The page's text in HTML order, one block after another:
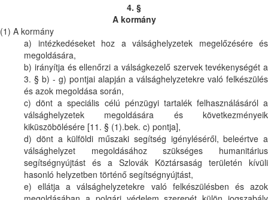
4. §
A kormány
(1) A kormány
a) intézkedéseket hoz a válsághelyzetek megelőzésére és
megoldására,
b) irányítja és ellenőrzi a válságkezelő szervek tevékenységét a
3. § b) - g) pontjai alapján a válsághelyzetekre való felkészülés
és azok megoldása során,
c) dönt a speciális célú pénzügyi tartalék felhasználásáról a
válsághelyzetek megoldására és következményeik
kiküszöbölésére [11. § (1).bek. c) pontja],
d) dönt a külföldi műszaki segítség igényléséről, beleértve a
válsághelyzet megoldásához szükséges humanitárius
segítségnyújtást és a Szlovák Köztársaság területén kívüli
hasonló helyzetben történő segítségnyújtást,
e) ellátja a válsághelyzetekre való felkészülésben és azok